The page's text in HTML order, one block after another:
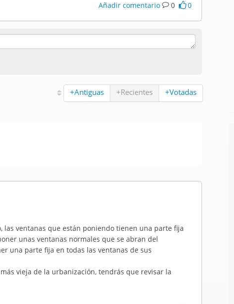
Añadir comentario 0 0
+Antiguas +Recientes +Votadas
las ventanas que están poniendo tienen una parte fija
unas ventanas normales que se abran del
una parte fija en todas las ventanas de sus
vieja de la urbanización, tendrás que revisar la